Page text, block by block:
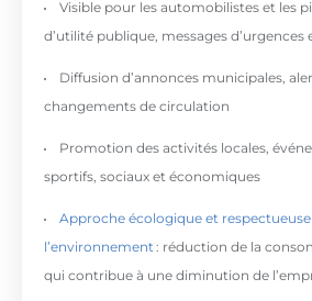
Visible pour les automobilistes et les
d’utilité publique, messages d’urgences
Diffusion d’annonces municipales,
changements de circulation
Promotion des activités locales,
sportifs, sociaux et économiques
Approche écologique et
l’environnement: réduction de la
qui contribue à une diminution de